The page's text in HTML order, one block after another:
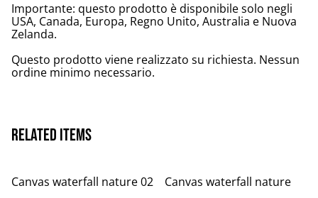
Importante: questo prodotto è disponibile solo negli
USA, Canada, Europa, Regno Unito, Australia e Nuova
Zelanda.
Questo prodotto viene realizzato su richiesta. Nessun
ordine minimo necessario.
Related items
Canvas waterfall nature 02
Canvas waterfall nature